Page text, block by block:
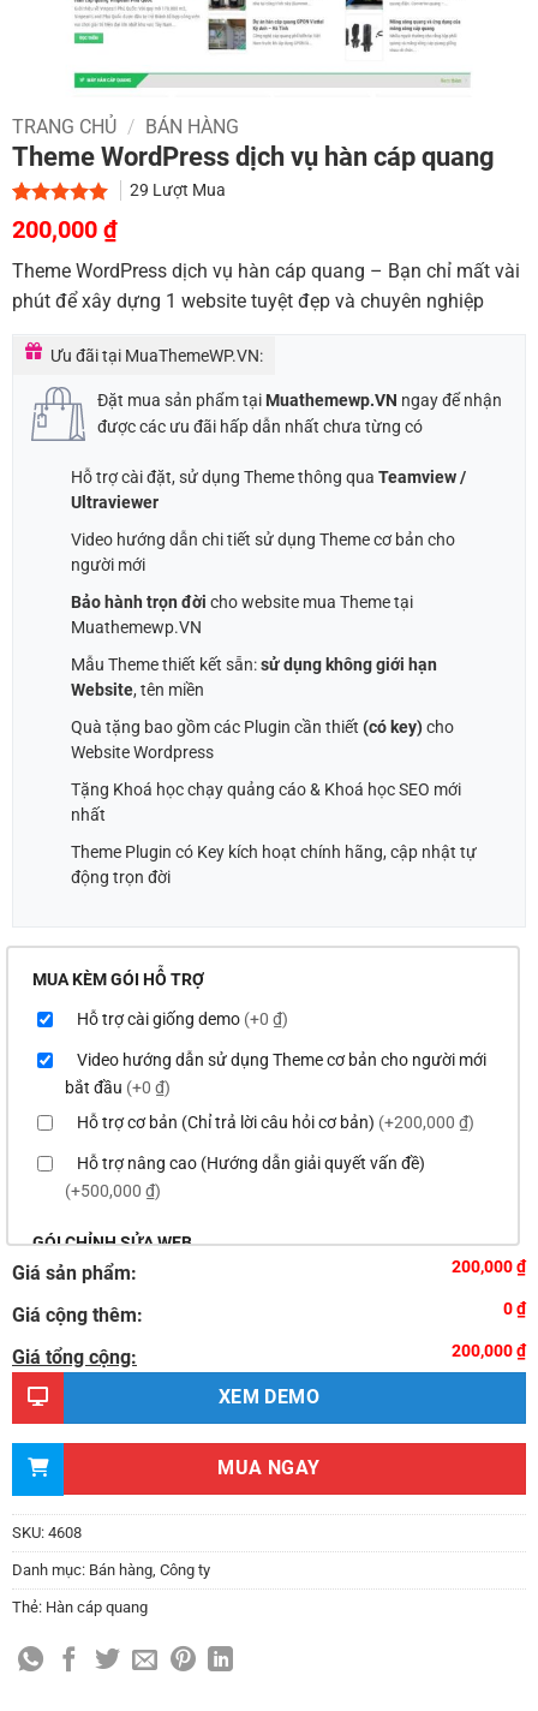
TRANG CHỦ / BÁN HÀNG
Theme WordPress dịch vụ hàn cáp quang
5.00trên 5
dựa trên
1
29 Lượt Mua
Giá
gốc
là:
1,000,000 ₫.
200,000 ₫Giá
hiện
tại
là:
200,000 ₫.
Theme WordPress dịch vụ hàn cáp quang – Bạn chỉ mất vài
phút để xây dựng 1 website tuyệt đẹp và chuyên nghiệp
Ưu đãi tại MuaThemeWP.VN:
Đặt mua sản phẩm tại Muathemewp.VN ngay để nhận
được các ưu đãi hấp dẫn nhất chưa từng có
Hỗ trợ cài đặt, sử dụng Theme thông qua Teamview /
Ultraviewer
Video hướng dẫn chi tiết sử dụng Theme cơ bản cho
người mới
Bảo hành trọn đời cho website mua Theme tại
Muathemewp.VN
Mẫu Theme thiết kết sẵn:sử dụng không giới hạn
Website, tên miền
Quà tặng bao gồm các Plugin cần thiết (có key)cho
Website Wordpress
Tặng Khoá học chạy quảng cáo & Khoá học SEO mới
nhất
Theme Plugin có Key kích hoạt chính hãng, cập nhật tự
động trọn đời
MUA KÈM GÓI HỖ TRỢ
Hỗ trợ cài giống demo (+0 ₫)
Video hướng dẫn sử dụng Theme cơ bản cho người mới
bắt đầu (+0 ₫)
Hỗ trợ cơ bản (Chỉ trả lời câu hỏi cơ bản) (+200,000 ₫)
Hỗ trợ nâng cao (Hướng dẫn giải quyết vấn đề)
(+500,000 ₫)
GÓI CHỈNH SỬA WEB
Thay logo & thông tin doanh nghiệp
Đổi màu chủ đạo của theme theo tông màu của logo
(+200,000 ₫)
Sửa danh mục và sắp xếp lại thanh menu chuẩn
Thay đổi bố cục trang chủ (đơn giản)(+500,000 ₫)
Thiết kế 2 banner chạy ở slider chính
Thay đổi màu sắc toàn bộ site theo yêu cầu
(+150,000 ₫)
Thiết kế logo đơn giản để đăng web
Giá sản phẩm: 200,000 ₫
Giá cộng thêm: 0 ₫
Giá tổng cộng: 200,000 ₫
XEM DEMO
MUA NGAY
SKU: 4608
Danh mục: Bán hàng Công ty
Thẻ: Hàn cáp quang